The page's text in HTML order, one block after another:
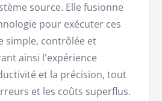
source. Elle fusionne
pour exécuter ces
simple, contrôlée et
ainsi l'expérience
et la précision, tout
et les coûts superflus.